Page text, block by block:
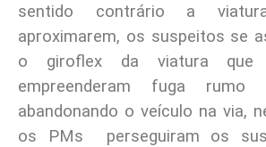
sentido contrário a
aproximarem, os suspeitos se
o giroflex da viatura
empreenderam fuga
abandonando o veículo na via,
os PMs perseguiram os